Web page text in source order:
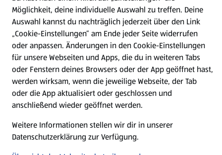
Folge uns hier:
Jetzt die ALDI SÜD App downloaden
Datenschutz- und Richtlinienmenü
Cookie-Einstellungen Garantieportal
(öffnet in einem neuen Tab)
Impressum
Datenschutzerklärung
Möglichkeit, deine individuelle Auswahl zu treffen. Deine
Auswahl kannst du nachträglich jederzeit über den Link
„Cookie-Einstellungen“ am Ende jeder Seite widerrufen
oder anpassen. Änderungen in den Cookie-Einstellungen
für unsere Webseiten und Apps, die du in weiteren Tabs
oder Fenstern deines Browsers oder der App geöffnet hast,
werden wirksam, wenn die jeweilige Webseite, der Tab
oder die App aktualisiert oder geschlossen und
anschließend wieder geöffnet werden.
Weitere Informationen stellen wir dir in unserer
Datenschutzerklärung zur Verfügung.